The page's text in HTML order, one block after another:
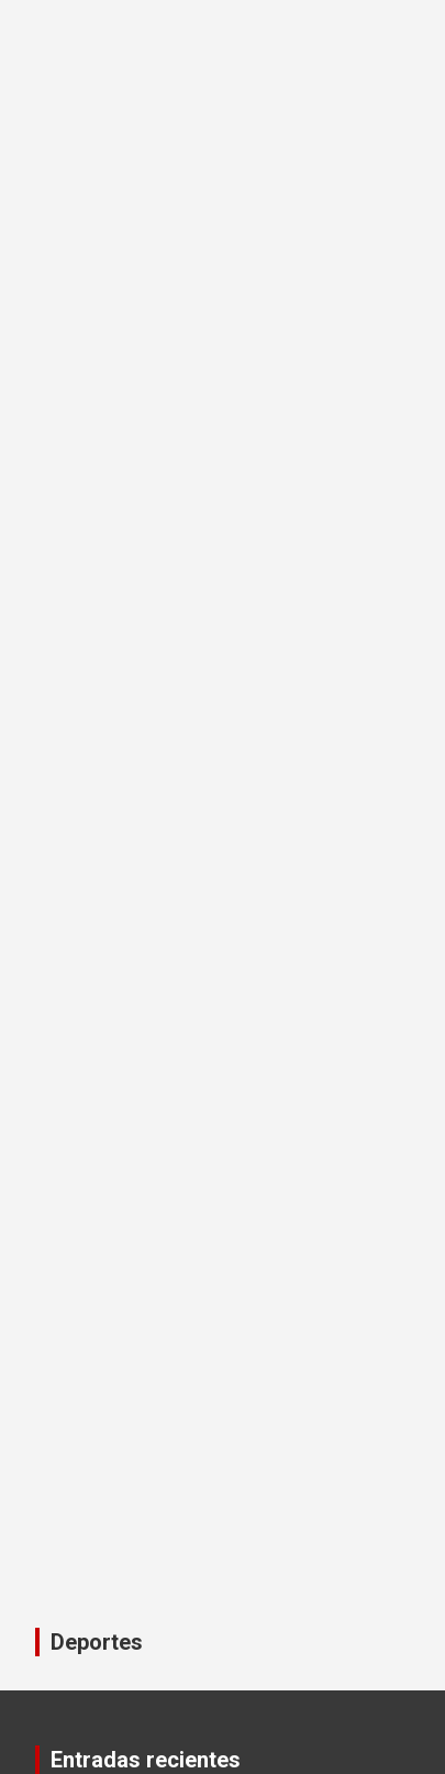
Deportes
Entradas recientes